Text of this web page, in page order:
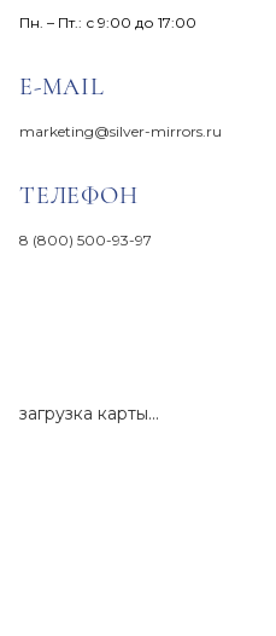
Пн. – Пт.: с 9:00 до 17:00
E-MAIL
marketing@silver-mirrors.ru
ТЕЛЕФОН
8 (800) 500-93-97
загрузка карты...